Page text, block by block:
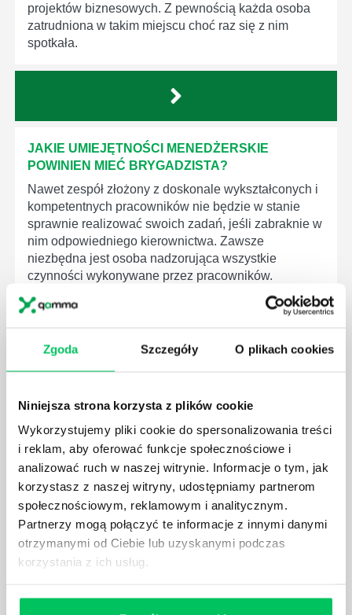
Zgoda Szczegóły O plikach cookies
Niniejsza strona korzysta z plików cookie
Wykorzystujemy pliki cookie do spersonalizowania treści
i reklam, aby oferować funkcje społecznościowe i
analizować ruch w naszej witrynie. Informacje o tym, jak
korzystasz z naszej witryny, udostępniamy partnerom
społecznościowym, reklamowym i analitycznym.
Partnerzy mogą połączyć te informacje z innymi danymi
otrzymanymi od Ciebie lub uzyskanymi podczas
korzystania z ich usług.
projektów biznesowych. Z pewnością każda osoba
zatrudniona w takim miejscu choć raz się z nim
spotkała.
JAKIE UMIEJĘTNOŚCI MENEDŻERSKIE
POWINIEN MIEĆ BRYGADZISTA?
Nawet zespół złożony z doskonale wykształconych i
kompetentnych pracowników nie będzie w stanie
sprawnie realizować swoich zadań, jeśli zabraknie w
nim odpowiedniego kierownictwa. Zawsze
niezbędna jest osoba nadzorująca wszystkie
czynności wykonywane przez pracowników.
KOMPETENCJE MENEDŻERSKIE?
firmie. Osoba je pełniąca jest w pełni odpowiedzialna
za realizację działań podległych mu osób oraz
działu.
KAŻDY MENEDŻER?